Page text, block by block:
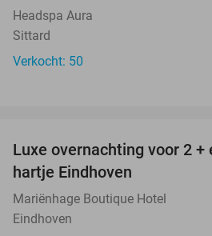
Headspa Aura
Sittard
Verkocht: 50
Luxe overnachting voor 2
hartje Eindhoven
Mariënhage Boutique Hotel
Eindhoven